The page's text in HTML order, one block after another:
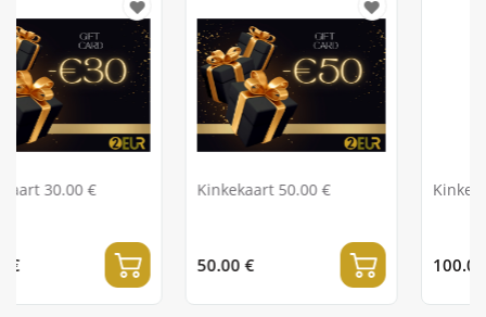
Kinkekaart 50.00 €
50.00 €
Kinkekaart 100.00 €
100.00 €